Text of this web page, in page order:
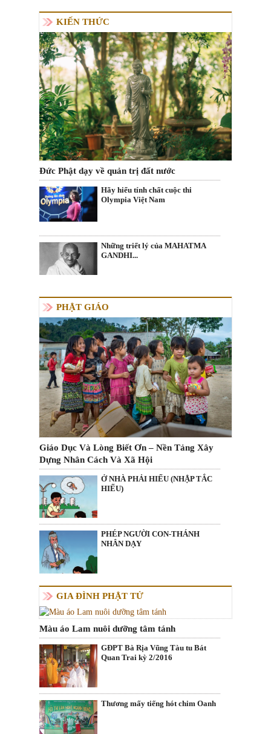
KIẾN THỨC
Đức Phật dạy về quản trị đất nước
Hãy hiểu tính chất cuộc thi
Olympia Việt Nam
Những triết lý của MAHATMA
GANDHI...
PHẬT GIÁO
Giáo Dục Và Lòng Biết Ơn – Nền Tảng Xây
Dựng Nhân Cách Và Xã Hội
Ở NHÀ PHẢI HIẾU (NHẬP TẮC
HIẾU)
PHÉP NGƯỜI CON-THÁNH
NHÂN DẠY
GIA ĐÌNH PHẬT TỬ
Màu áo Lam nuôi dưỡng tâm tánh
GĐPT Bà Rịa Vũng Tàu tu Bát
Quan Trai kỳ 2/2016
Thương mấy tiếng hót chim Oanh